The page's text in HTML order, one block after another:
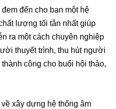
đến cho bạn một hệ
lượng tối tân nhất giúp
ra một cách chuyên nghiệp
thuyết trình, thu hút người
công cho buổi hội thảo,
xây dựng hệ thống âm